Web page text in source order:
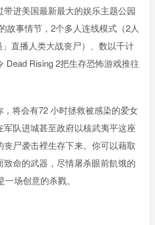
带进美国最新最大的娱乐主题公园
故事情节，2个多人连线模式（2人
直播人类大战丧尸）、数以千计
Dead Rising 2把生存恐怖游戏推往
将会有72 小时拯救被感染的爱女
队进城甚至政府以核武夷平这座
尸袭击裡生存下来。你可以藉取
命的武器，尽情屠杀眼前飢饿的
场创意的杀戮。